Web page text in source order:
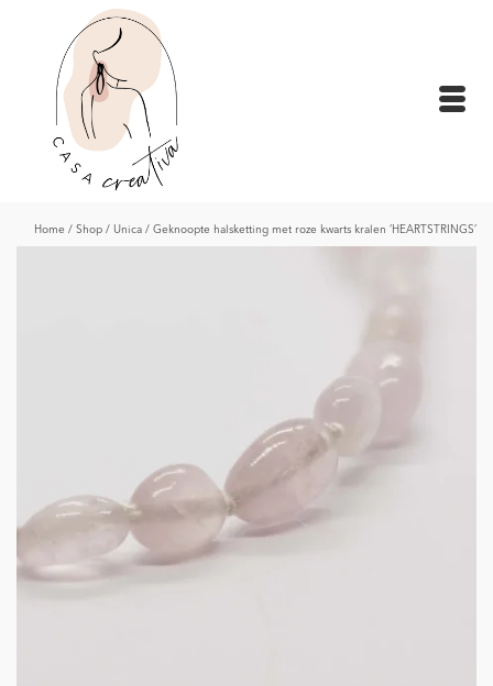
Home / Shop / Unica / Geknoopte halsketting met roze kwarts kralen ‘HEARTSTRINGS’